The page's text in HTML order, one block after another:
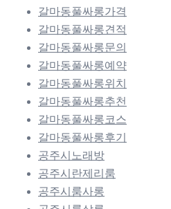
갈마동풀싸롱가격
갈마동풀싸롱견적
갈마동풀싸롱문의
갈마동풀싸롱예약
갈마동풀싸롱위치
갈마동풀싸롱추천
갈마동풀싸롱코스
갈마동풀싸롱후기
공주시노래방
공주시란제리룸
공주시룸사롱